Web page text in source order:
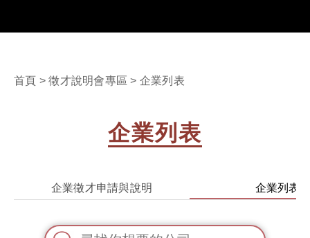
首頁 >徵才說明會專區 > 企業列表
企業列表
企業徵才申請與說明 企業列表